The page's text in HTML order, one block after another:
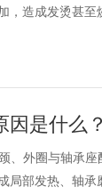
，造成发烫甚至
因是什么
、外圈与轴承
局部发热、轴承